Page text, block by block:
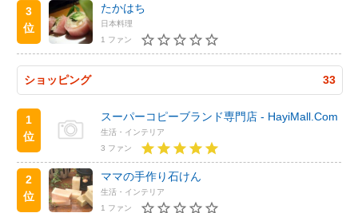
3
位
たかはち
日本料理
1 ファン
ショッピング 33
1
位
スーパーコピーブランド専門店 - HayiMall.Com
生活・インテリア
3 ファン
2
位
ママの手作り石けん
生活・インテリア
1 ファン